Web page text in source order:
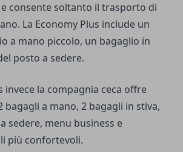
consente soltanto il trasporto di
La Economy Plus include un
a mano piccolo, un bagaglio in
posto a sedere.
invece la compagnia ceca offre
bagagli a mano, 2 bagagli in stiva,
sedere, menu business e
più confortevoli.